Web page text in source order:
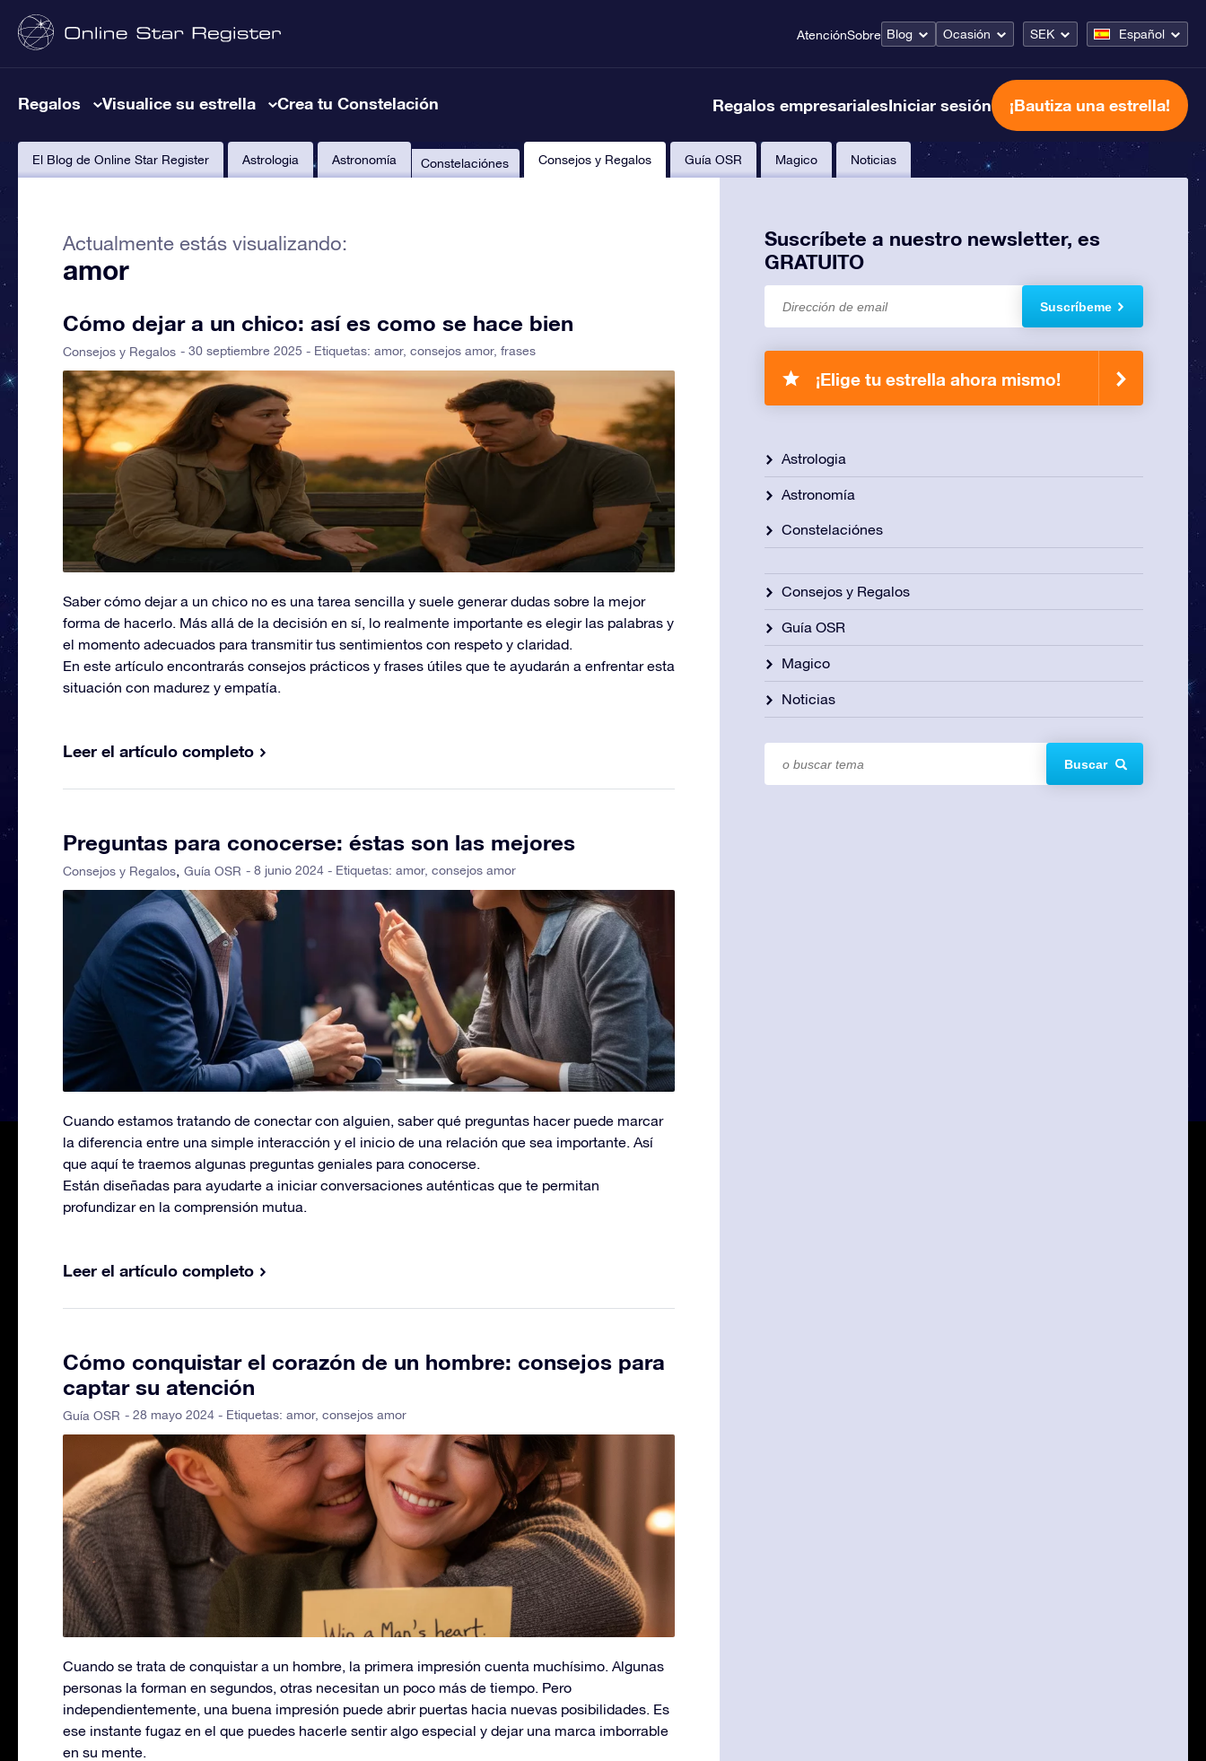
AtenciónSobre Blog Ocasión SEK Español
Regalos Visualice su estrella Crea tu Constelación Regalos empresarialesIniciar sesión ¡Bautiza una estrella!
El Blog de Online Star Register Astrologia Astronomía Constelaciónes Consejos y Regalos Guía OSR Magico Noticias
Actualmente estás visualizando:
amor
Cómo dejar a un chico: así es como se hace bien
Consejos y Regalos - 30 septiembre 2025 - Etiquetas: amor, consejos amor, frases
Saber cómo dejar a un chico no es una tarea sencilla y suele generar dudas sobre la mejor
forma de hacerlo. Más allá de la decisión en sí, lo realmente importante es elegir las palabras y
el momento adecuados para transmitir tus sentimientos con respeto y claridad.
En este artículo encontrarás consejos prácticos y frases útiles que te ayudarán a enfrentar esta
situación con madurez y empatía.
Leer el artículo completo
Preguntas para conocerse: éstas son las mejores
Consejos y Regalos Guía OSR - 8 junio 2024 - Etiquetas: amor, consejos amor
Cuando estamos tratando de conectar con alguien, saber qué preguntas hacer puede marcar
la diferencia entre una simple interacción y el inicio de una relación que sea importante. Así
que aquí te traemos algunas preguntas geniales para conocerse.
Están diseñadas para ayudarte a iniciar conversaciones auténticas que te permitan
profundizar en la comprensión mutua.
Leer el artículo completo
Cómo conquistar el corazón de un hombre: consejos para
captar su atención
Guía OSR - 28 mayo 2024 - Etiquetas: amor, consejos amor
Cuando se trata de conquistar a un hombre, la primera impresión cuenta muchísimo. Algunas
personas la forman en segundos, otras necesitan un poco más de tiempo. Pero
independientemente, una buena impresión puede abrir puertas hacia nuevas posibilidades. Es
ese instante fugaz en el que puedes hacerle sentir algo especial y dejar una marca imborrable
en su mente.
Suscríbete a nuestro newsletter, es
GRATUITO
Suscríbeme
¡Elige tu estrella ahora mismo!
Astrologia
Astronomía
Constelaciónes
Consejos y Regalos
Guía OSR
Magico
Noticias
Buscar